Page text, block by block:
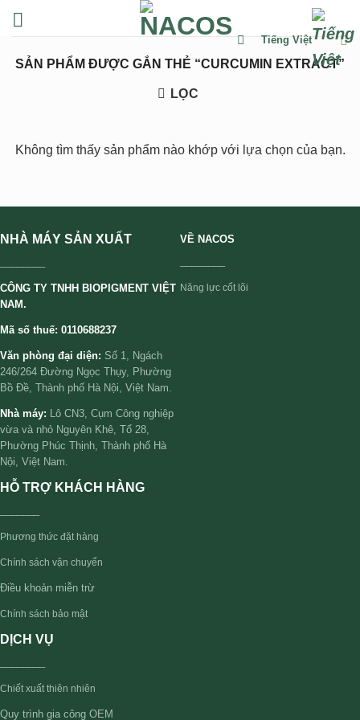
đến
dung
Tiếng Việt
SẢN PHẨM ĐƯỢC GẮN THẺ “CURCUMIN EXTRACT”
LỌC
Không tìm thấy sản phẩm nào khớp với lựa chọn của bạn.
NHÀ MÁY SẢN XUẤT
CÔNG TY TNHH BIOPIGMENT VIỆT
NAM.
Mã số thuế: 0110688237
Văn phòng đại diện: Số 1, Ngách
246/264 Đường Ngọc Thụy, Phường
Bồ Đề, Thành phố Hà Nội, Việt Nam.
Nhà máy: Lô CN3, Cụm Công nghiệp
vừa và nhỏ Nguyên Khê, Tổ 28,
Phường Phúc Thịnh, Thành phố Hà
Nội, Việt Nam.
VỀ NACOS
Năng lực cốt lõi
HỖ TRỢ KHÁCH HÀNG
Phương thức đặt hàng
Chính sách vận chuyển
Điều khoản miễn trừ
Chính sách bảo mật
DỊCH VỤ
Chiết xuất thiên nhiên
Quy trình gia công OEM